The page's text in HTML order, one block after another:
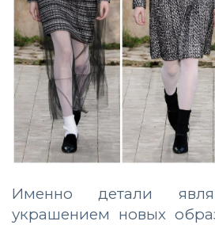
Именно детали
украшением новых